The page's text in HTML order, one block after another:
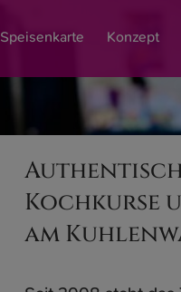
Speisenkarte Konzept
Kochkurse
am